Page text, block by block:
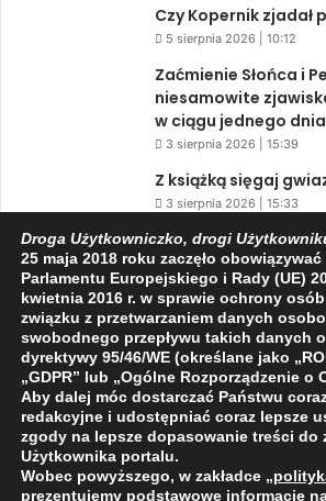
Czy Kopernik zjadał
5 sierpnia 2026 | 10:12
Zaćmienie Słońca i
niesamowite
w ciągu jednego
3 sierpnia 2026 | 15:39
Z książką sięgaj
3 sierpnia 2026 | 15:33
Warto przeczytać
rocznicą AKCJI
1 sierpnia 2026 | 20:34
Facebook
X
2009 - 2026 © Wszelkie prawa
Droga Użytkowniczko, drogi
25 maja 2018 roku zaczęło
Parlamentu Europejskiego i Rady (UE)
kwietnia 2016 r. w sprawie ochrony
związku z przetwarzaniem danych
swobodnego przepływu takich danych
dyrektywy 95/46/WE (określane jako
„GDPR” lub „Ogólne Rozporządzenie o
Aby dalej móc dostarczać Państwu
redakcyjne i udostępniać coraz lepsze
zgody na lepsze dopasowanie treści do
Użytkownika portalu.
Wobec powyższego, w zakładce
prezentujemy podstawowe informacje